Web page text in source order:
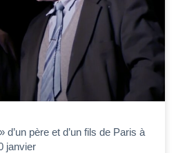
d’un père et d’un fils de Paris à
janvier